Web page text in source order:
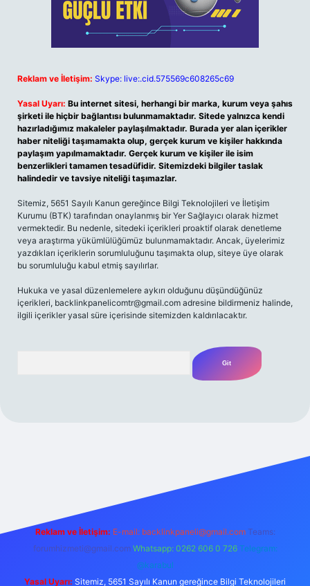
Reklam ve İletişim: Skype: live:.cid.575569c608265c69
Yasal Uyarı: Bu internet sitesi, herhangi bir marka, kurum veya şahıs
şirketi ile hiçbir bağlantısı bulunmamaktadır. Sitede yalnızca kendi
hazırladığımız makaleler paylaşılmaktadır. Burada yer alan içerikler
haber niteliği taşımamakta olup, gerçek kurum ve kişiler hakkında
paylaşım yapılmamaktadır. Gerçek kurum ve kişiler ile isim
benzerlikleri tamamen tesadüfidir. Sitemizdeki bilgiler taslak
halindedir ve tavsiye niteliği taşımazlar.
Sitemiz, 5651 Sayılı Kanun gereğince Bilgi Teknolojileri ve İletişim
Kurumu (BTK) tarafından onaylanmış bir Yer Sağlayıcı olarak hizmet
vermektedir. Bu nedenle, sitedeki içerikleri proaktif olarak denetleme
veya araştırma yükümlülüğümüz bulunmamaktadır. Ancak, üyelerimiz
yazdıkları içeriklerin sorumluluğunu taşımakta olup, siteye üye olarak
bu sorumluluğu kabul etmiş sayılırlar.
Hukuka ve yasal düzenlemelere aykırı olduğunu düşündüğünüz
içerikleri, backlinkpanelicomtr@gmail.com adresine bildirmeniz halinde,
ilgili içerikler yasal süre içerisinde sitemizden kaldırılacaktır.
Reklam ve İletişim: E-mail: backlinkpaneli@gmail.com Teams:
forumhizmeti@gmail.com Whatsapp: 0262 606 0 726 Telegram:
@karabul
Yasal Uyarı: Sitemiz, 5651 Sayılı Kanun gereğince Bilgi Teknolojileri